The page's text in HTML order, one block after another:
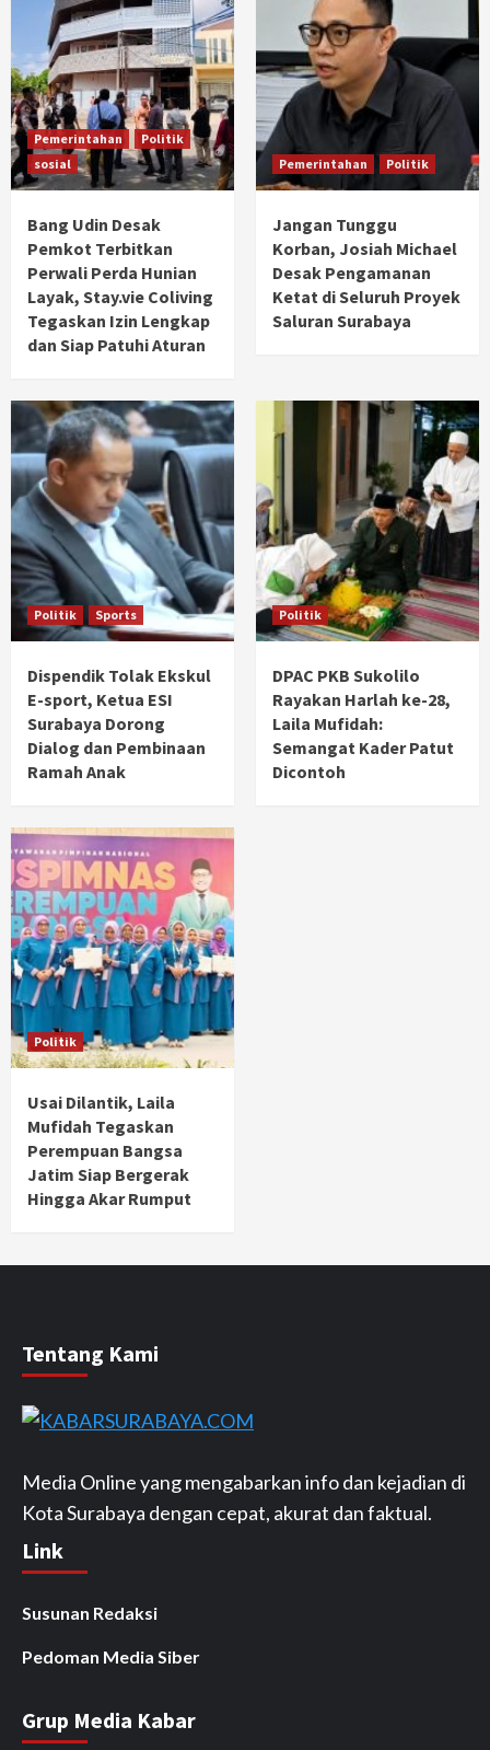
Pemerintahan
Politik
sosial
Bang Udin Desak
Pemkot Terbitkan
Perwali Perda Hunian
Layak, Stay.vie Coliving
Tegaskan Izin Lengkap
dan Siap Patuhi Aturan
Pemerintahan Politik
Jangan Tunggu
Korban, Josiah Michael
Desak Pengamanan
Ketat di Seluruh Proyek
Saluran Surabaya
Politik Sports
Dispendik Tolak Ekskul
E-sport, Ketua ESI
Surabaya Dorong
Dialog dan Pembinaan
Ramah Anak
Politik
DPAC PKB Sukolilo
Rayakan Harlah ke-28,
Laila Mufidah:
Semangat Kader Patut
Dicontoh
Politik
Usai Dilantik, Laila
Mufidah Tegaskan
Perempuan Bangsa
Jatim Siap Bergerak
Hingga Akar Rumput
Tentang Kami
Media Online yang mengabarkan info dan kejadian di
Kota Surabaya dengan cepat, akurat dan faktual.
Link
Susunan Redaksi
Pedoman Media Siber
Grup Media Kabar